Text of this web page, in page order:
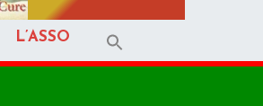
L’ASSO